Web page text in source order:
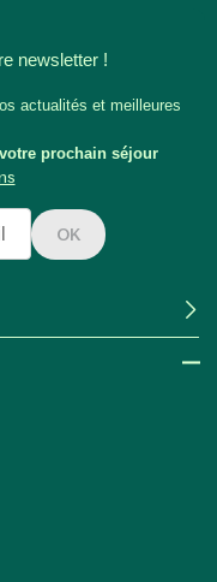
newsletter !
actualités et meilleures
prochain séjour
OK